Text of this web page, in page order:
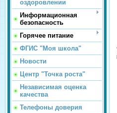
оздоровлении
Информационная
безопасность
Горячее питание
ФГИС "Моя школа"
Новости
Центр "Точка роста"
Независимая оценка
качества
Телефоны доверия